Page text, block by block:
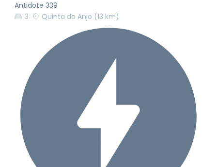
Antidote 339
3
Quinta do Anjo (13 km)